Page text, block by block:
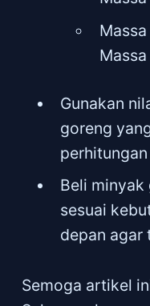
Gunakan
goreng
Beli minyak
sesuai
depan agar
Semoga artikel